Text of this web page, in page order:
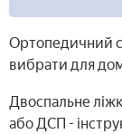
Ортопедичний
вибрати для
Двоспальне
або ДСП -